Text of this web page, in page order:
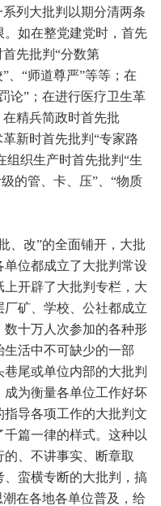
列大批判以期分清两条
如在整党建党时，首先
先批判“分数第
、“师道尊严”等等；在
论”；在进行医疗卫生革
精兵简政时首先批
新时首先批判“专家路
组织生产时首先批判“生
的管、卡、压”、“物质
、改”的全面铺开，大批
位都成立了大批判常设
开辟了大批判专栏，大
矿、学校、公社都成立
十万人次参加的各种形
活中不可缺少的一部
尾或单位内部的大批判
为衡量各单位工作好坏
导各项工作的大批判文
篇一律的样式。这种以
、不讲事实、断章取
、蛮横专断的大批判，搞
在各地各单位普及，给